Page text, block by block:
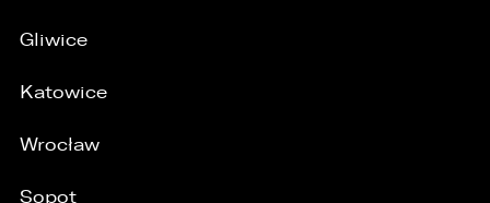
Gliwice
Katowice
Wrocław
Sopot